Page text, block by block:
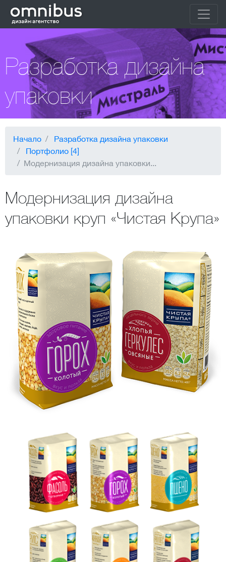
Разработка дизайна
упаковки
Начало
Разработка дизайна упаковки
Портфолио [4]
Модернизация дизайна упаковки...
Модернизация дизайна
упаковки круп «Чистая Крупа»